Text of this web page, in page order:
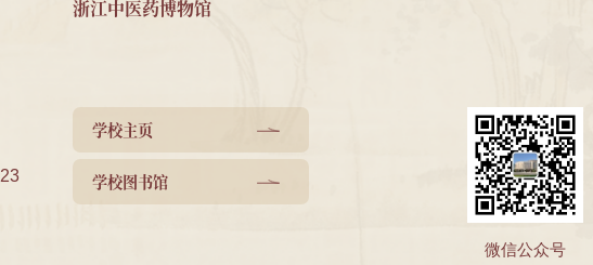
中国中医药网 中国中医科
中华中医药学会 广东中医药
上海中医药